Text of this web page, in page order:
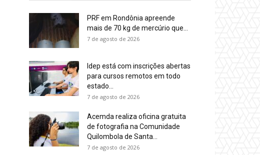
PRF em Rondônia apreende
mais de 70 kg de mercúrio que...
7 de agosto de 2026
Idep está com inscrições abertas
para cursos remotos em todo
estado...
7 de agosto de 2026
Acemda realiza oficina gratuita
de fotografia na Comunidade
Quilombola de Santa...
7 de agosto de 2026